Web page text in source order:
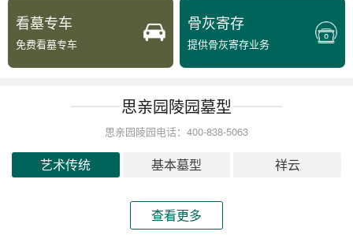
看墓专车
免费看墓专车
骨灰寄存
提供骨灰寄存业务
思亲园陵园墓型
思亲园陵园电话：400-838-5063
艺术传统 基本墓型 祥云
查看更多